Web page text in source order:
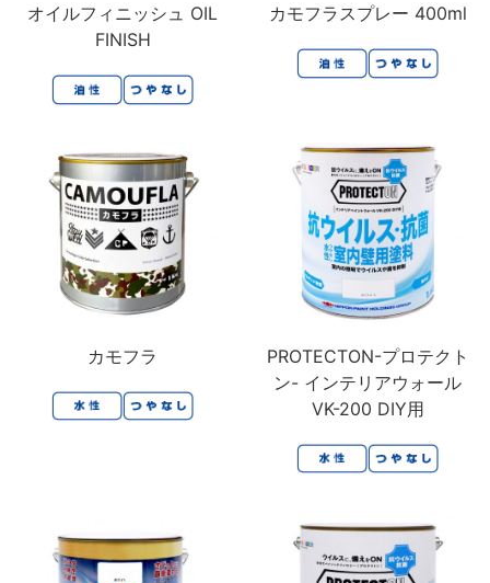
オイルフィニッシュ OIL
FINISH
カモフラスプレー 400ml
カモフラ
PROTECTON-プロテクト
ン- インテリアウォール
VK-200 DIY用